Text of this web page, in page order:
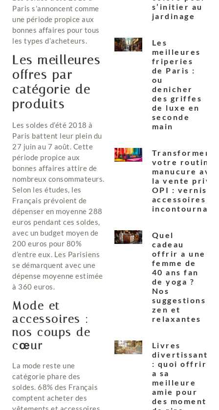
Paris s’annoncent comme
une période propice aux
bonnes affaires pour tous
les types d’acheteurs.
Les meilleures
offres par
catégorie de
produits
Les soldes d’été 2018 à
Paris battent leur plein du
27 juin au 7 août. Cette
période propice aux
bonnes affaires attire de
nombreux consommateurs.
Selon les études, les
Français prévoient de
dépenser en moyenne 288
euros pendant ces soldes,
avec un budget moyen de
200 euros pour 80%
d’entre eux. Les Parisiens
se démarquent avec une
dépense moyenne estimée
à 360 euros.
Mode et
accessoires :
nos coups de
cœur
La mode reste une
catégorie phare des
soldes. 68% des Français
comptent acheter des
s’initier au
jardinage
Les
meilleures
friperies
de Paris :
ou
denicher
des griffes
de luxe en
seconde
main
Transformer
votre routine
manucure
la vente
OPI : vernis
accessoires
Quel
cadeau
offrir a une
femme de
40 ans fan
de yoga ?
Nos
suggestions
zen et
relaxantes
Livres
divertissants
: quoi offrir
a sa
meilleure
amie pour
des moments